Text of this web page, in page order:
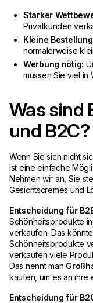
Starker
Privatkunden
Kleine
normalerweise
Werbung nötig:
müssen Sie viel in
Was sind
und B2C?
Wenn Sie sich nicht
ist eine einfache
Nehmen wir an, Sie
Gesichtscremes und
Entscheidung für
Schönheitsprodukte
verkaufen. Das
Schönheitsprodukte
verkaufen viele
Das nennt man
kaufen, um es an
Entscheidung für